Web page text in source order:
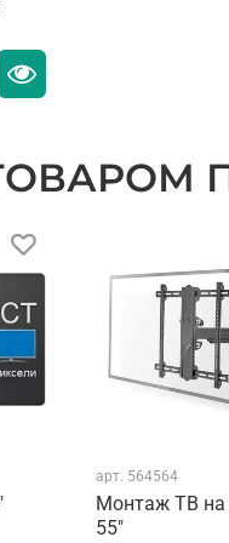
игрового
арт. 564564
Монтаж ТВ на
55"